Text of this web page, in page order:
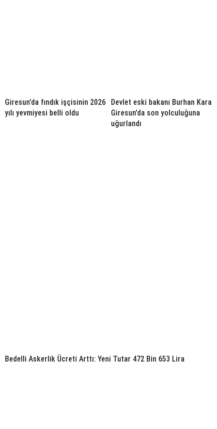
Giresun’da fındık işçisinin 2026
yılı yevmiyesi belli oldu
Devlet eski bakanı Burhan Kara
Giresun’da son yolculuğuna
uğurlandı
Bedelli Askerlik Ücreti Arttı: Yeni Tutar 472 Bin 653 Lira